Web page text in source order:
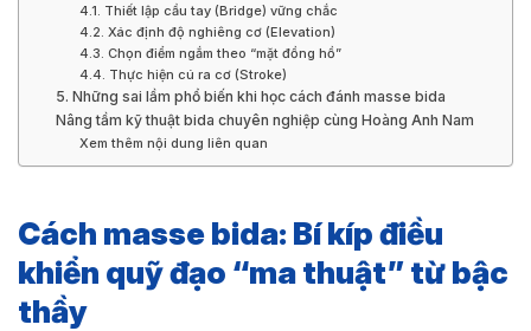
4.1. Thiết lập cầu tay (Bridge) vững chắc
4.2. Xác định độ nghiêng cơ (Elevation)
4.3. Chọn điểm ngắm theo “mặt đồng hồ”
4.4. Thực hiện cú ra cơ (Stroke)
5. Những sai lầm phổ biến khi học cách đánh masse bida
Nâng tầm kỹ thuật bida chuyên nghiệp cùng Hoàng Anh Nam
Xem thêm nội dung liên quan
Cách masse bida: Bí kíp điều
khiển quỹ đạo “ma thuật” từ bậc
thầy